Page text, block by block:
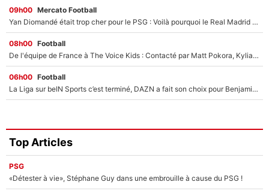
09h00 Mercato Football
Yan Diomandé était trop cher pour le PSG : Voilà pourquoi le Real Madrid a accepté de payer la somme record de 140M€ pour boucler son transfert !
08h00 Football
De l'équipe de France à The Voice Kids : Contacté par Matt Pokora, Kylian Mbappé a accepté de jouer un rôle inédit sur TF1 !
06h00 Football
La Liga sur beIN Sports c’est terminé, DAZN a fait son choix pour Benjamin Da Silva et Omar Da Fonseca !
Top Articles
PSG
«Détester à vie», Stéphane Guy dans une embrouille à cause du PSG !